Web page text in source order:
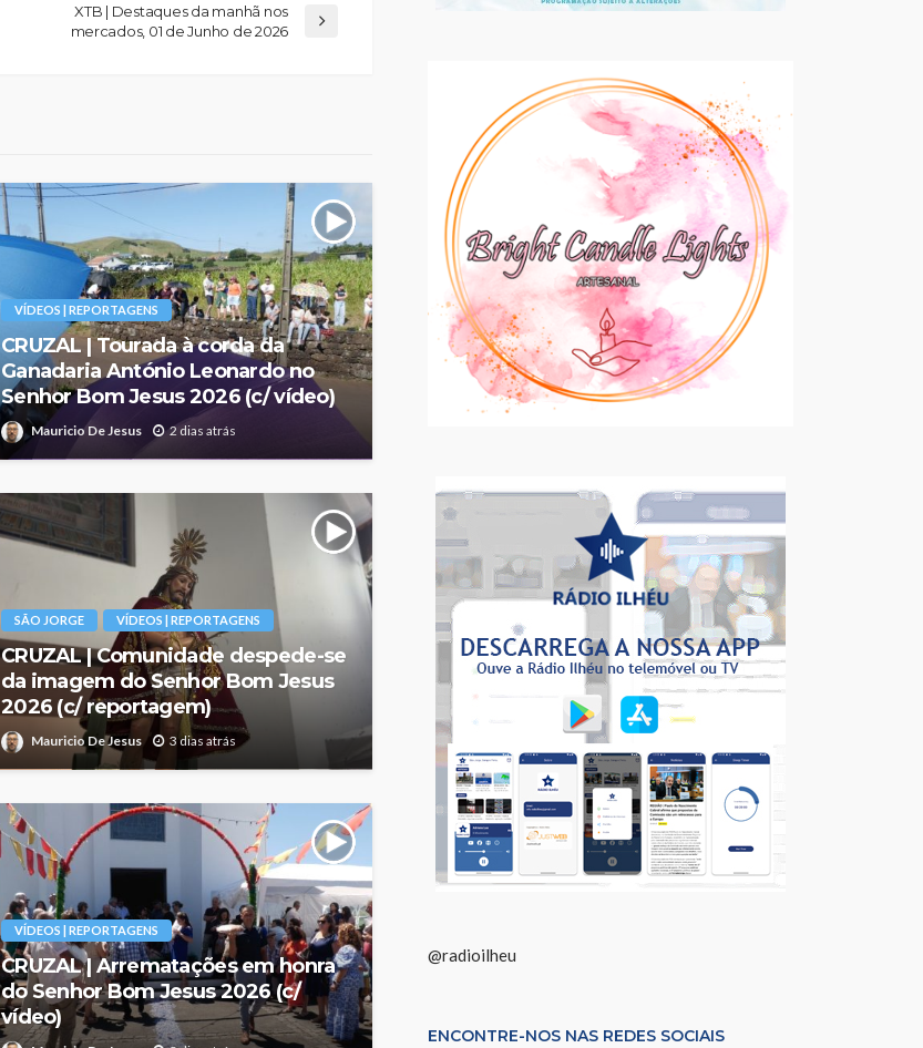
XTB | Destaques da manhã nos
mercados, 01 de Junho de 2026
VÍDEOS | REPORTAGENS
CRUZAL | Tourada à corda da
Ganadaria António Leonardo no
Senhor Bom Jesus 2026 (c/ vídeo)
Mauricio De Jesus 2 dias atrás
SÃO JORGE VÍDEOS | REPORTAGENS
CRUZAL | Comunidade despede-se
da imagem do Senhor Bom Jesus
2026 (c/ reportagem)
Mauricio De Jesus 3 dias atrás
VÍDEOS | REPORTAGENS
CRUZAL | Arrematações em honra
do Senhor Bom Jesus 2026 (c/
vídeo)
@radioilheu
ENCONTRE-NOS NAS REDES SOCIAIS